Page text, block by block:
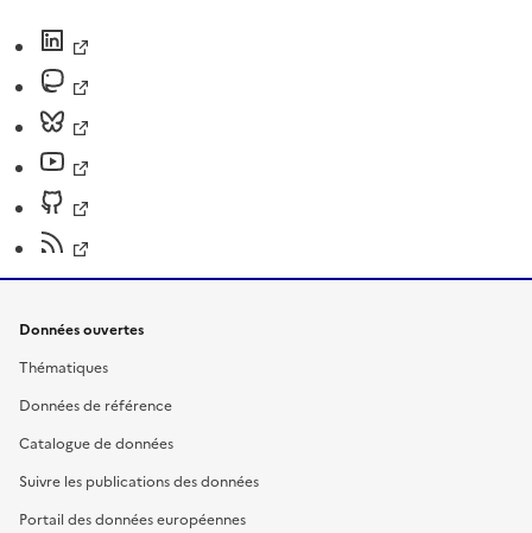
Données ouvertes
Thématiques
Données de référence
Catalogue de données
Suivre les publications des données
Portail des données européennes